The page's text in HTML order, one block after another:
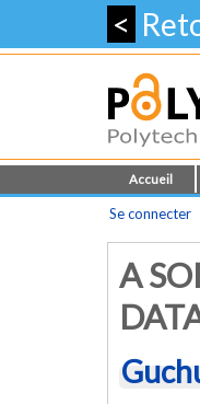
<
Accueil
Se connecter
A